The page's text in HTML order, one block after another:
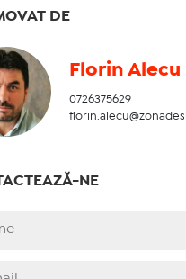
DE
Florin Alecu
0726375629
NE